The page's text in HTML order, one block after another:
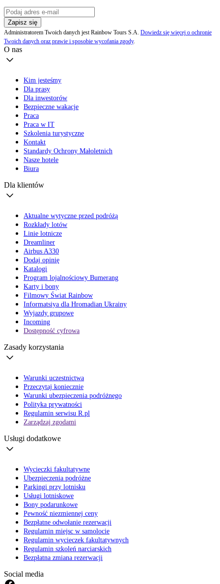
Zapisz się
Administratorem Twoich danych jest Rainbow Tours S.A. Dowiedz się więcej o ochronie
Twoich danych oraz prawie i sposobie wycofania zgody.
O nas
Kim jesteśmy
Dla prasy
Dla inwestorów
Bezpieczne wakacje
Praca
Praca w IT
Szkolenia turystyczne
Kontakt
Standardy Ochrony Małoletnich
Nasze hotele
Biura
Dla klientów
Aktualne wytyczne przed podróżą
Rozkłady lotów
Linie lotnicze
Dreamliner
Airbus A330
Dodaj opinię
Katalogi
Program lojalnościowy Bumerang
Karty i bony
Filmowy Świat Rainbow
Informatsiya dla Hromadian Ukrainy
Wyjazdy grupowe
Incoming
Dostępność cyfrowa
Zasady korzystania
Warunki uczestnictwa
Przeczytaj koniecznie
Warunki ubezpieczenia podróżnego
Polityka prywatności
Regulamin serwisu R.pl
Zarządzaj zgodami
Usługi dodatkowe
Wycieczki fakultatywne
Ubezpieczenia podróżne
Parkingi przy lotnisku
Usługi lotniskowe
Bony podarunkowe
Pewność niezmiennej ceny
Bezpłatne odwołanie rezerwacji
Regulamin miejsc w samolocie
Regulamin wycieczek fakultatywnych
Regulamin szkoleń narciarskich
Bezpłatna zmiana rezerwacji
Social media